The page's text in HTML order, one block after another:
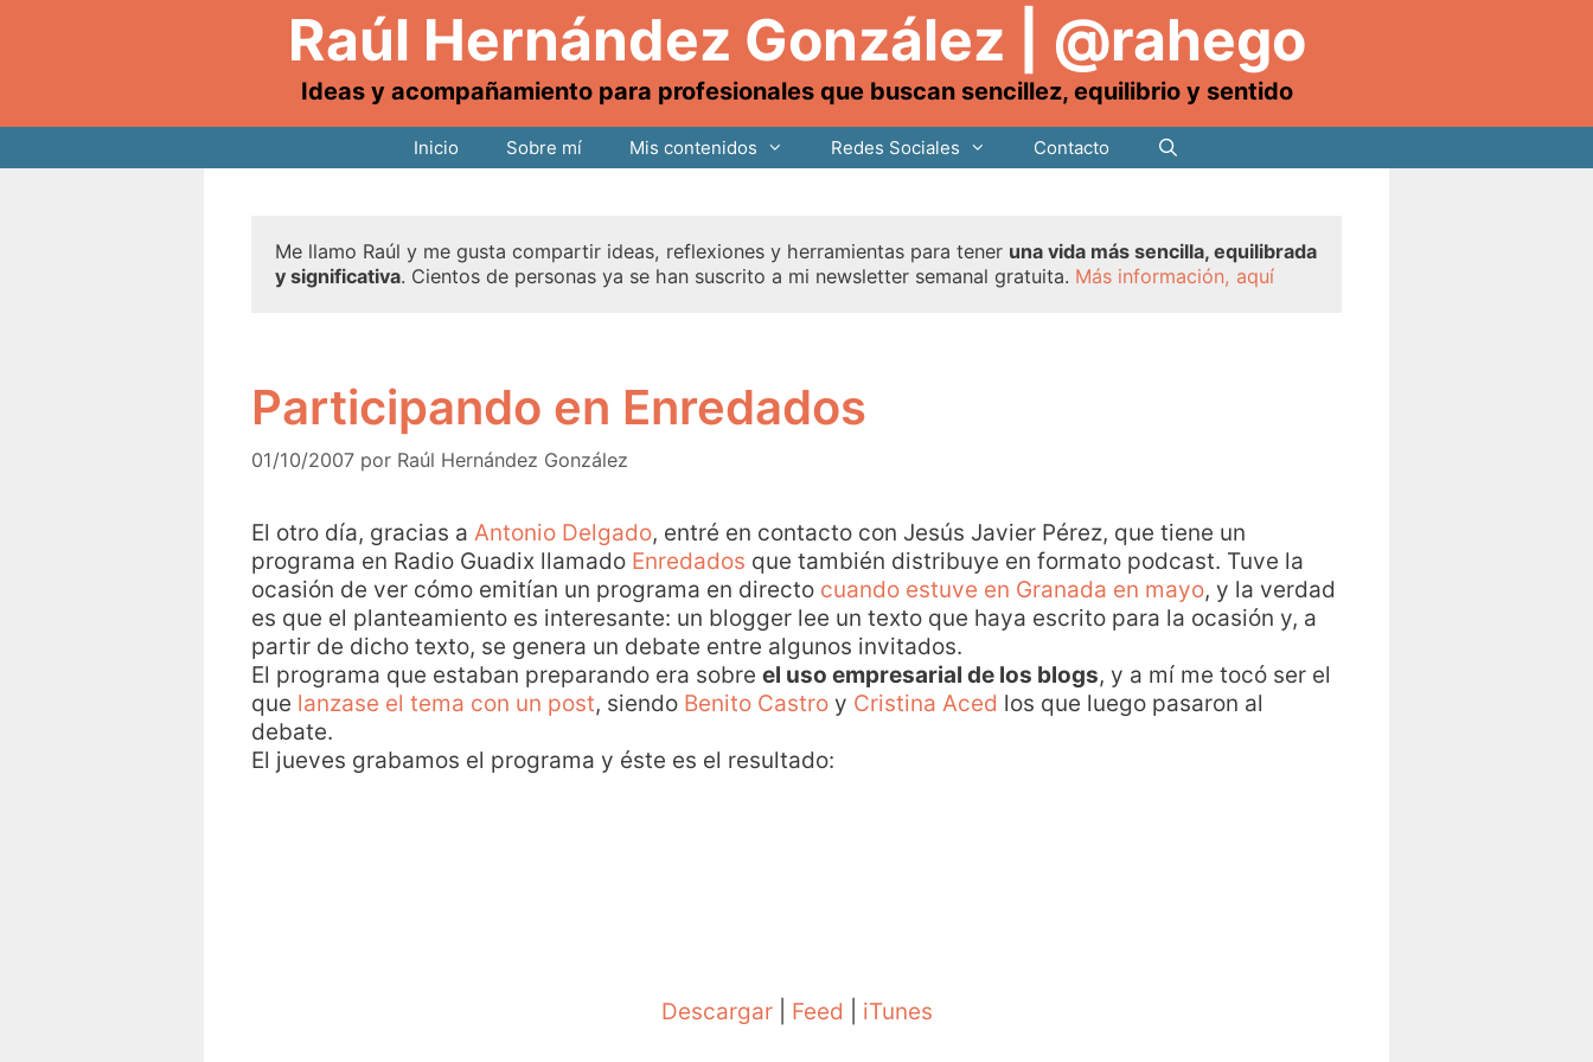
Raúl Hernández González | @rahego
Ideas y acompañamiento para profesionales que buscan sencillez, equilibrio y sentido
Inicio Sobre mí Mis contenidos Redes Sociales Contacto
Me llamo Raúl y me gusta compartir ideas, reflexiones y herramientas para tener una vida más sencilla, equilibrada
y significativa. Cientos de personas ya se han suscrito a mi newsletter semanal gratuita. Más información, aquí
Participando en Enredados
01/10/2007 por Raúl Hernández González
El otro día, gracias a Antonio Delgado, entré en contacto con Jesús Javier Pérez, que tiene un
programa en Radio Guadix llamado Enredados que también distribuye en formato podcast. Tuve la
ocasión de ver cómo emitían un programa en directo cuando estuve en Granada en mayo, y la verdad
es que el planteamiento es interesante: un blogger lee un texto que haya escrito para la ocasión y, a
partir de dicho texto, se genera un debate entre algunos invitados.
El programa que estaban preparando era sobre el uso empresarial de los blogs, y a mí me tocó ser el
que lanzase el tema con un post, siendo Benito Castro y Cristina Aced los que luego pasaron al
debate.
El jueves grabamos el programa y éste es el resultado:
Descargar| Feed iTunes